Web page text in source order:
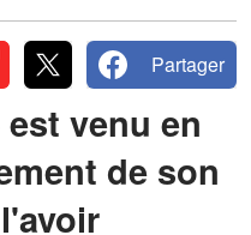
Partager
venu en
de son